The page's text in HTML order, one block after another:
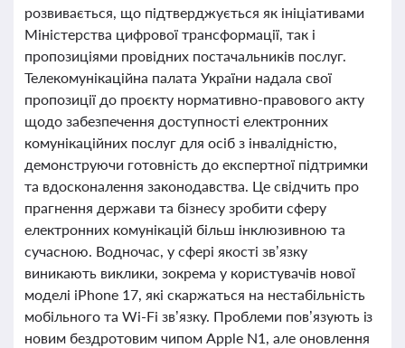
розвивається, що підтверджується як ініціативами
Міністерства цифрової трансформації, так і
пропозиціями провідних постачальників послуг.
Телекомунікаційна палата України надала свої
пропозиції до проєкту нормативно-правового акту
щодо забезпечення доступності електронних
комунікаційних послуг для осіб з інвалідністю,
демонструючи готовність до експертної підтримки
та вдосконалення законодавства. Це свідчить про
прагнення держави та бізнесу зробити сферу
електронних комунікацій більш інклюзивною та
сучасною. Водночас, у сфері якості зв’язку
виникають виклики, зокрема у користувачів нової
моделі iPhone 17, які скаржаться на нестабільність
мобільного та Wi-Fi зв’язку. Проблеми пов’язують із
новим бездротовим чипом Apple N1, але оновлення